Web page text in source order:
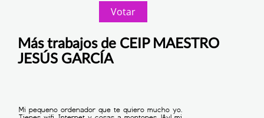
Votar
Más trabajos de CEIP MAESTRO
JESÚS GARCÍA